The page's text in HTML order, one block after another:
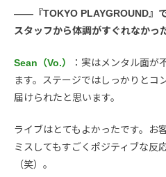
――『TOKYO PLAYGROUND』
スタッフから体調がすぐれなかっ
Sean（Vo.）
：実はメンタル面が
ます。ステージではしっかりとコ
届けられたと思います。
ライブはとてもよかったです。お
ミスしてもすごくポジティブな反
（笑）。